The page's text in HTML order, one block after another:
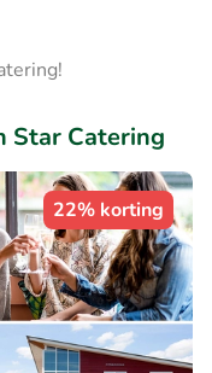
Star Catering
22% korting